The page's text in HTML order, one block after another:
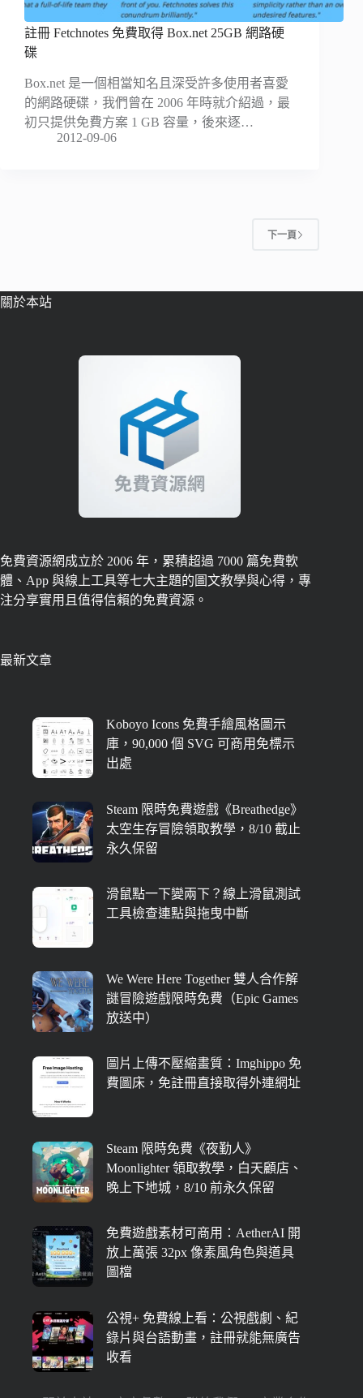
註冊 Fetchnotes 免費取得 Box.net 25GB 網路硬
碟
Box.net 是一個相當知名且深受許多使用者喜愛
的網路硬碟，我們曾在 2006 年時就介紹過，最
初只提供免費方案 1 GB 容量，後來逐…
2012-09-06
下一頁
關於本站
免費資源網成立於 2006 年，累積超過 7000 篇免費軟
體、App 與線上工具等七大主題的圖文教學與心得，專
注分享實用且值得信賴的免費資源。
最新文章
Koboyo Icons 免費手繪風格圖示
庫，90,000 個 SVG 可商用免標示
出處
Steam 限時免費遊戲《Breathedge》
太空生存冒險領取教學，8/10 截止
永久保留
滑鼠點一下變兩下？線上滑鼠測試
工具檢查連點與拖曳中斷
We Were Here Together 雙人合作解
謎冒險遊戲限時免費（Epic Games
放送中）
圖片上傳不壓縮畫質：Imghippo 免
費圖床，免註冊直接取得外連網址
Steam 限時免費《夜勤人》
Moonlighter 領取教學，白天顧店、
晚上下地城，8/10 前永久保留
免費遊戲素材可商用：AetherAI 開
放上萬張 32px 像素風角色與道具
圖檔
公視+ 免費線上看：公視戲劇、紀
錄片與台語動畫，註冊就能無廣告
收看